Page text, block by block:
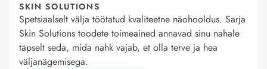
SKIN SOLUTIONS
Spetsiaalselt välja töötatud kvaliteetne näohooldus. Sarja
Skin Solutions toodete toimeained annavad sinu nahale
täpselt seda, mida nahk vajab, et olla terve ja hea
väljanägemisega.